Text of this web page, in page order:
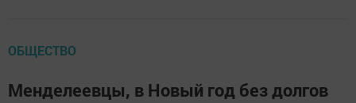
ОБЩЕСТВО
Менделеевцы, в Новый год без долгов